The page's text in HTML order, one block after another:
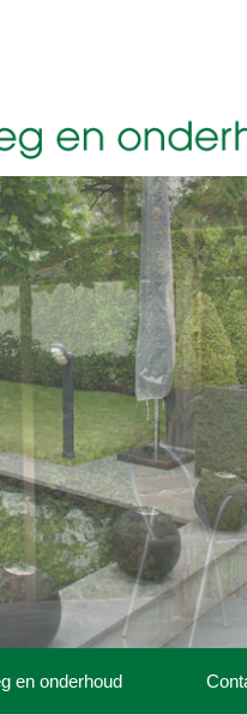
en onderhoud